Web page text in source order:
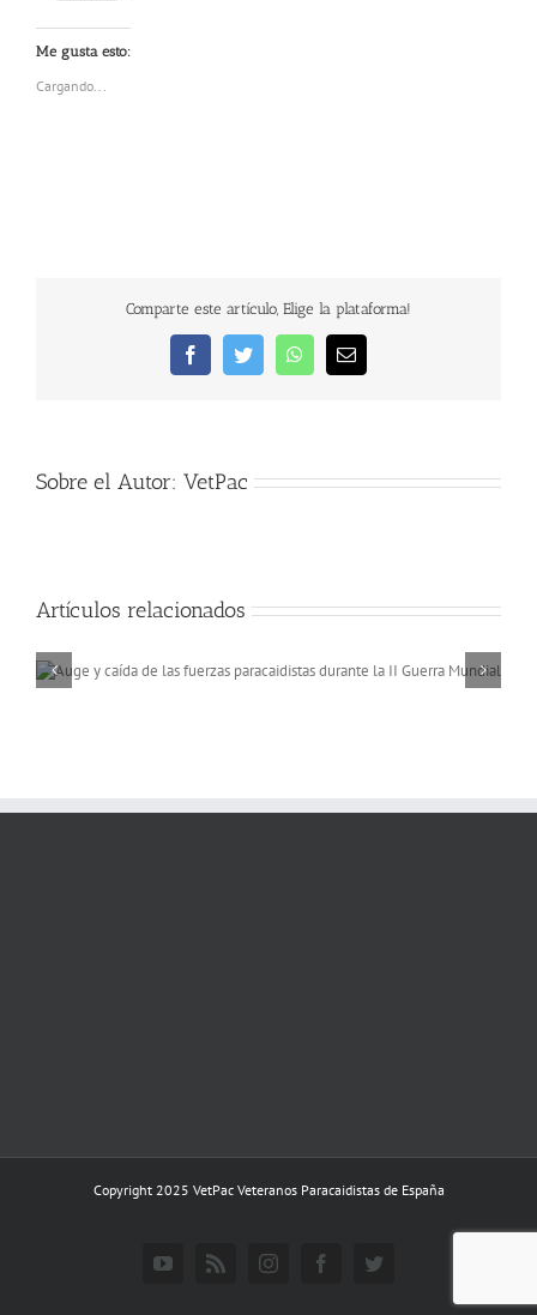
Me gusta esto:
Cargando...
Comparte este artículo, Elige la plataforma!
FacebookTwitterWhatsAppCorreo
electrónico
Sobre el Autor: VetPac
Artículos relacionados
Memorias de África,
Copyright 2025 VetPac Veteranos Paracaidistas de España
YouTubeRss InstagramFacebookTwitter